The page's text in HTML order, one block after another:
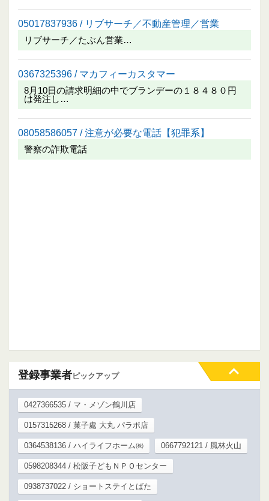
05017837936 / リブサーチ／不動産管理／営業
リブサーチ／たぶん営業…
0367325396 / マカフィーカスタマー
8月10日の請求明細の中でブランデーの１８４８０円
は発注し…
08058586057 / 注意が必要な電話【犯罪系】
警察の詐欺電話
登録事業者ピックアップ
0427366535 / マ・メゾン鶴川店
0157315268 / 菓子處 大丸 パラボ店
0364538136 / ハイライフホーム㈱ 0667792121 / 風林火山
0598208344 / 松阪子どもＮＰＯセンター
0938737022 / ショートステイとばた